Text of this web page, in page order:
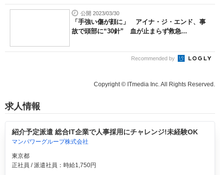
公開 2023/03/30
「手強い傷が顔に」 アイナ・ジ・エンド、事
故で頭部に“30針” 血が止まらず救急...
Recommended by
Copyright © ITmedia Inc. All Rights Reserved.
求人情報
紹介予定派遣 総合IT企業で人事採用にチャレンジ!未経験OK
マンパワーグループ株式会社
東京都
正社員 / 派遣社員：時給1,750円